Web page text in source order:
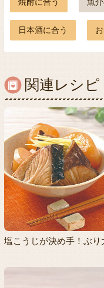
日本酒に合う
関連レシピ
塩こうじが決め手！ぶり